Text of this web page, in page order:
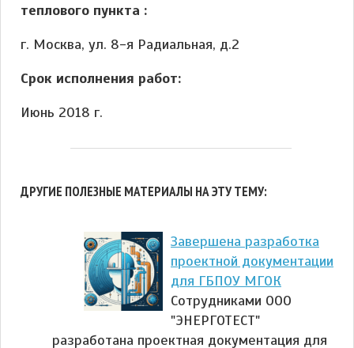
теплового пункта :
г. Москва, ул. 8-я Радиальная, д.2
Срок исполнения работ:
Июнь 2018 г.
ДРУГИЕ ПОЛЕЗНЫЕ МАТЕРИАЛЫ НА ЭТУ ТЕМУ:
Завершена разработка
проектной документации
для ГБПОУ МГОК
Сотрудниками ООО
"ЭНЕРГОТЕСТ"
разработана проектная документация для